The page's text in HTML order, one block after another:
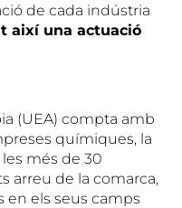
de cada indústria
així una actuació
(UEA) compta amb
químiques, la
més de 30
arreu de la comarca,
en els seus camps